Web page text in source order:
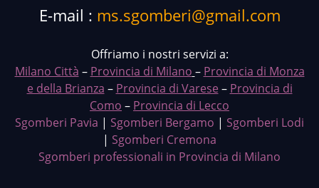
E-mail : ms.sgomberi@gmail.com
Offriamo i nostri servizi a:
Milano Città – Provincia di Milano – Provincia di Monza
e della Brianza – Provincia di Varese – Provincia di
Como – Provincia di Lecco
Sgomberi Pavia | Sgomberi Bergamo | Sgomberi Lodi
| Sgomberi Cremona
Sgomberi professionali in Provincia di Milano